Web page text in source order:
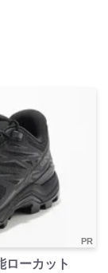
PR
ローカット